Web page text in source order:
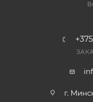
г.